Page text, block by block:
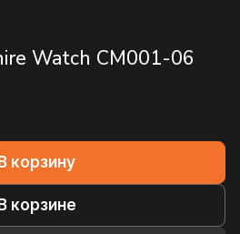
Watch CM001-06
В корзину
В корзине